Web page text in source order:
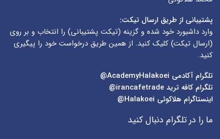
پشتیبانی از طریق ارسال تیکت:
وارد داشبورد خود شده و گزینه (تیکت پشتیبانی) را انتخاب و بر روی
(ارسال تیکت) کلیک کنید. از همین طریق درخواست خود را پیگیری
کنید.
تلگرام آکادمی
تلگرام کافه ترید irancafetrade@
اینستاگرام هلاکوئی Halakoei@
ما را در تلگرام دنبال کنید